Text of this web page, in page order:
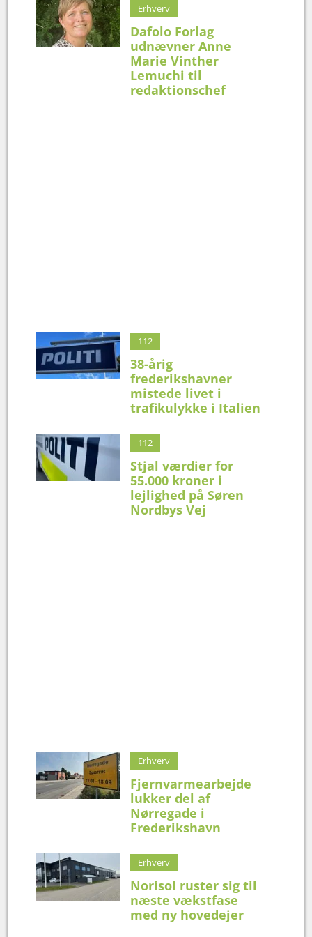
Erhverv
Dafolo Forlag
udnævner Anne
Marie Vinther
Lemuchi til
redaktionschef
112
38-årig
frederikshavner
mistede livet i
trafikulykke i Italien
112
Stjal værdier for
55.000 kroner i
lejlighed på Søren
Nordbys Vej
Erhverv
Fjernvarmearbejde
lukker del af
Nørregade i
Frederikshavn
Erhverv
Norisol ruster sig til
næste vækstfase
med ny hovedejer